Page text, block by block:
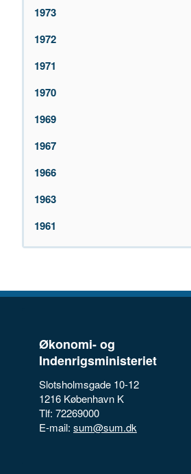
1973
1972
1971
1970
1969
1967
1966
1963
1961
Økonomi- og
Indenrigsministeriet
Slotsholmsgade 10-12
1216 København K
Tlf: 72269000
E-mail: sum@sum.dk